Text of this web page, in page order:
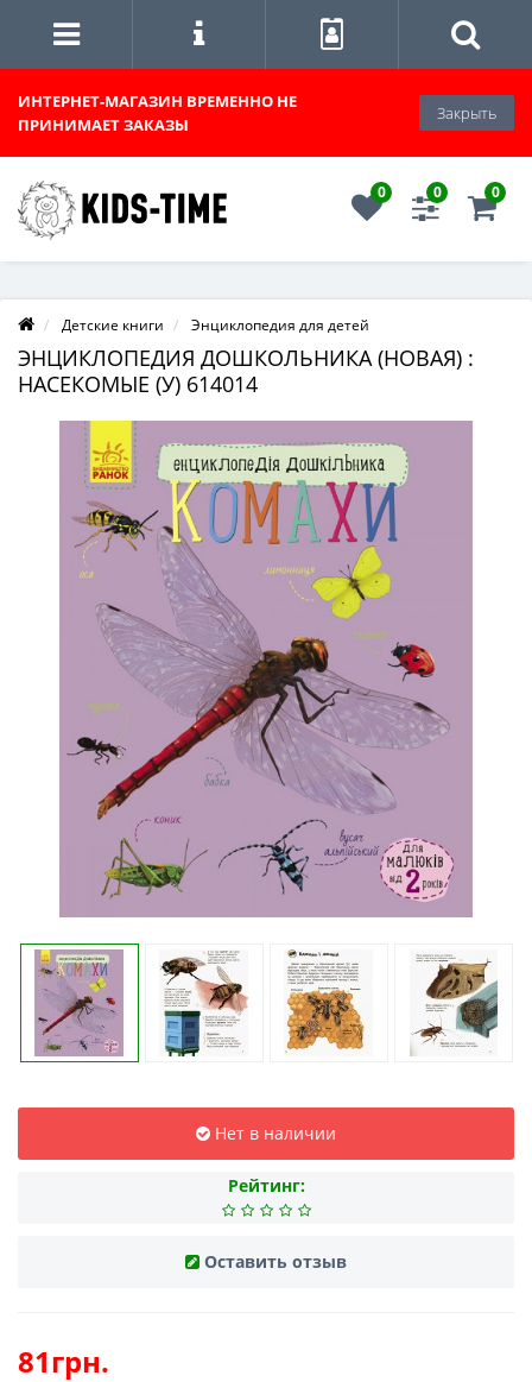
ИНТЕРНЕТ-МАГАЗИН ВРЕМЕННО НЕ
ПРИНИМАЕТ ЗАКАЗЫ
Закрыть
0 0 0
Детские книги Энциклопедия для детей
ЭНЦИКЛОПЕДИЯ ДОШКОЛЬНИКА (НОВАЯ) :
НАСЕКОМЫЕ (У) 614014
Нет в наличии
Рейтинг:
Оставить отзыв
81грн.